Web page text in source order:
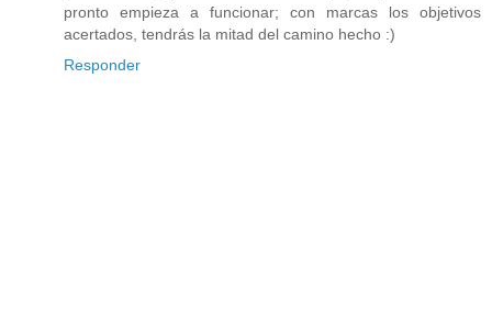
pronto empieza a funcionar; con marcas los objetivos
acertados, tendrás la mitad del camino hecho :)
Responder